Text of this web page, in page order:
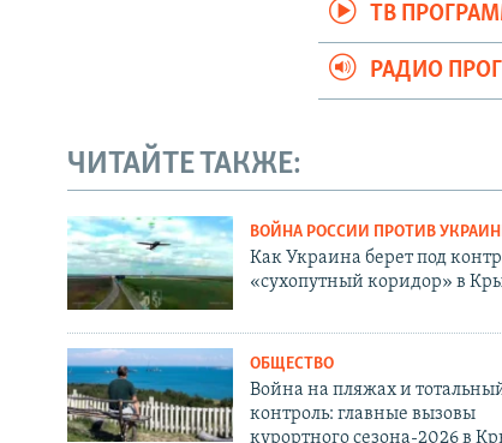
ТВ
РАДИО
ЧИТАЙТЕ ТАКЖЕ:
ВОЙНА РОССИИ ПРОТИВ
Как Украина берет под
«сухопутный коридор» в
ОБЩЕСТВО
Война на пляжах и
контроль: главные вызовы
курортного сезона-2026 в